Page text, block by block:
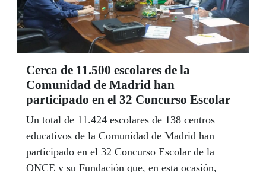
Cerca de 11.500 escolares de la
Comunidad de Madrid han
participado en el 32 Concurso Escolar
Un total de 11.424 escolares de 138 centros
educativos de la Comunidad de Madrid han
participado en el 32 Concurso Escolar de la
ONCE y su Fundación que, en esta ocasión,